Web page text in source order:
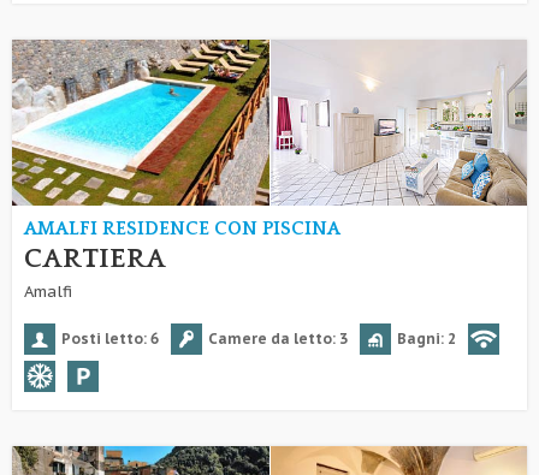
AMALFI RESIDENCE CON PISCINA
CARTIERA
Amalfi
Posti letto: 6 Camere da letto: 3 Bagni: 2